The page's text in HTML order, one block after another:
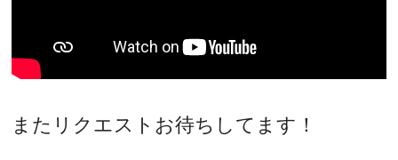
またリクエストお待ちしてます！